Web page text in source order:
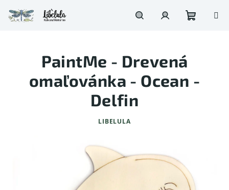
na
obsah
PaintMe - Drevená
omaľovánka - Ocean -
Delfin
LIBELULA